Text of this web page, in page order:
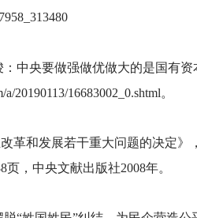
中央要做强做优做大的是国有
20190113/16683002_0.shtml。
改革和发展若干重大问题的决定》
，中央文献出版社2008年。